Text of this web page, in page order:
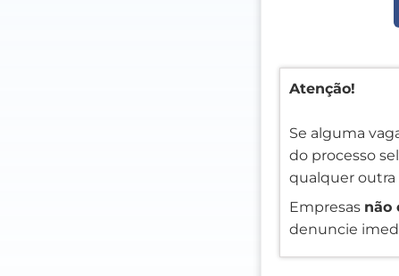
Atenção!
Se alguma
do processo
qualquer outra
Empresas não
denuncie